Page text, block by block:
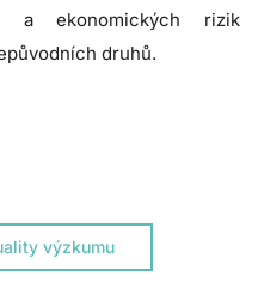
a ekonomických rizik
druhů.
výzkumu